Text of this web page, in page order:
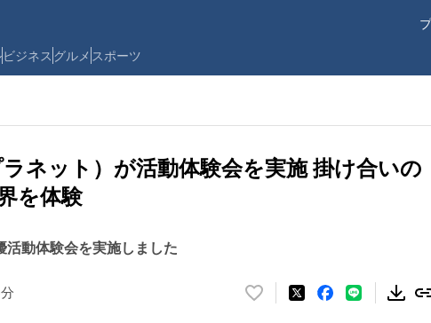
ビジネス グルメ スポーツ
ネット）が活動体験会を実施 掛け合いの
を体験
活動体験会を実施しました
い